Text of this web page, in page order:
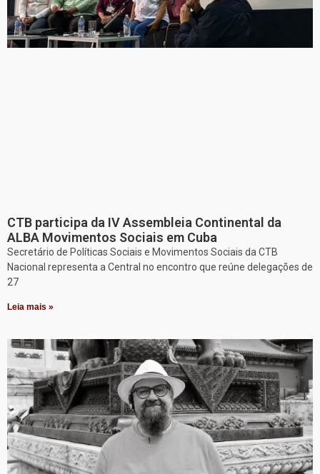
CTB participa da IV Assembleia Continental da
ALBA Movimentos Sociais em Cuba
Secretário de Políticas Sociais e Movimentos Sociais da CTB
Nacional representa a Central no encontro que reúne delegações de
27
Leia mais »